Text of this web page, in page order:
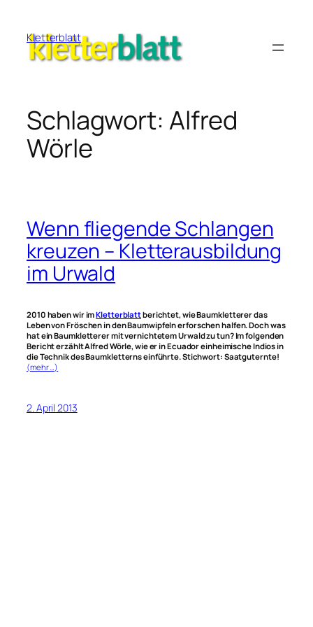
Inhalt
springen
Kletterblatt
Schlagwort: Alfred
Wörle
Wenn fliegende Schlangen
kreuzen – Kletterausbildung
im Urwald
2010 haben wir imKletterblattberichtet, wie Baumkletterer das
Leben von Fröschen in den Baumwipfeln erforschen halfen. Doch was
hat ein Baumkletterer mit vernichtetem Urwald zu tun? Im folgenden
Bericht erzählt Alfred Wörle, wie er in Ecuador einheimische Indios in
die Technik des Baumkletterns einführte. Stichwort: Saatguternte!
(mehr …)
2. April 2013